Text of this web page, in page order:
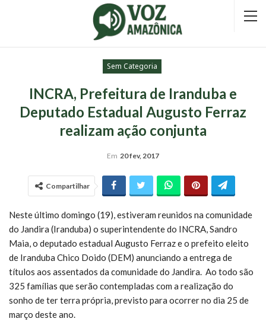
Sem Categoria
INCRA, Prefeitura de Iranduba e
Deputado Estadual Augusto Ferraz
realizam ação conjunta
Em 20 fev, 2017
Compartilhar
Neste último domingo (19), estiveram reunidos na comunidade
do Jandira (Iranduba) o superintendente do INCRA, Sandro
Maia, o deputado estadual Augusto Ferraz e o prefeito eleito
de Iranduba Chico Doido (DEM) anunciando a entrega de
títulos aos assentados da comunidade do Jandira. Ao todo são
325 famílias que serão contempladas com a realização do
sonho de ter terra própria, previsto para ocorrer no dia 25 de
março deste ano.